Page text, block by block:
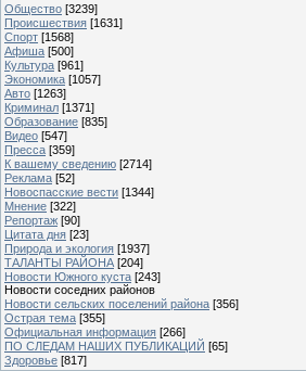
Общество [3239]
Происшествия [1631]
Спорт [1568]
Афиша [500]
Культура [961]
Экономика [1057]
Авто [1263]
Криминал [1371]
Образование [835]
Видео [547]
Пресса [359]
К вашему сведению [2714]
Реклама [52]
Новоспасские вести [1344]
Мнение [322]
Репортаж [90]
Цитата дня [23]
Природа и экология [1937]
ТАЛАНТЫ РАЙОНА [204]
Новости Южного куста [243]
Новости соседних районов
Новости сельских поселений района [356]
Острая тема [355]
Официальная информация [266]
ПО СЛЕДАМ НАШИХ ПУБЛИКАЦИЙ [65]
Здоровье [817]